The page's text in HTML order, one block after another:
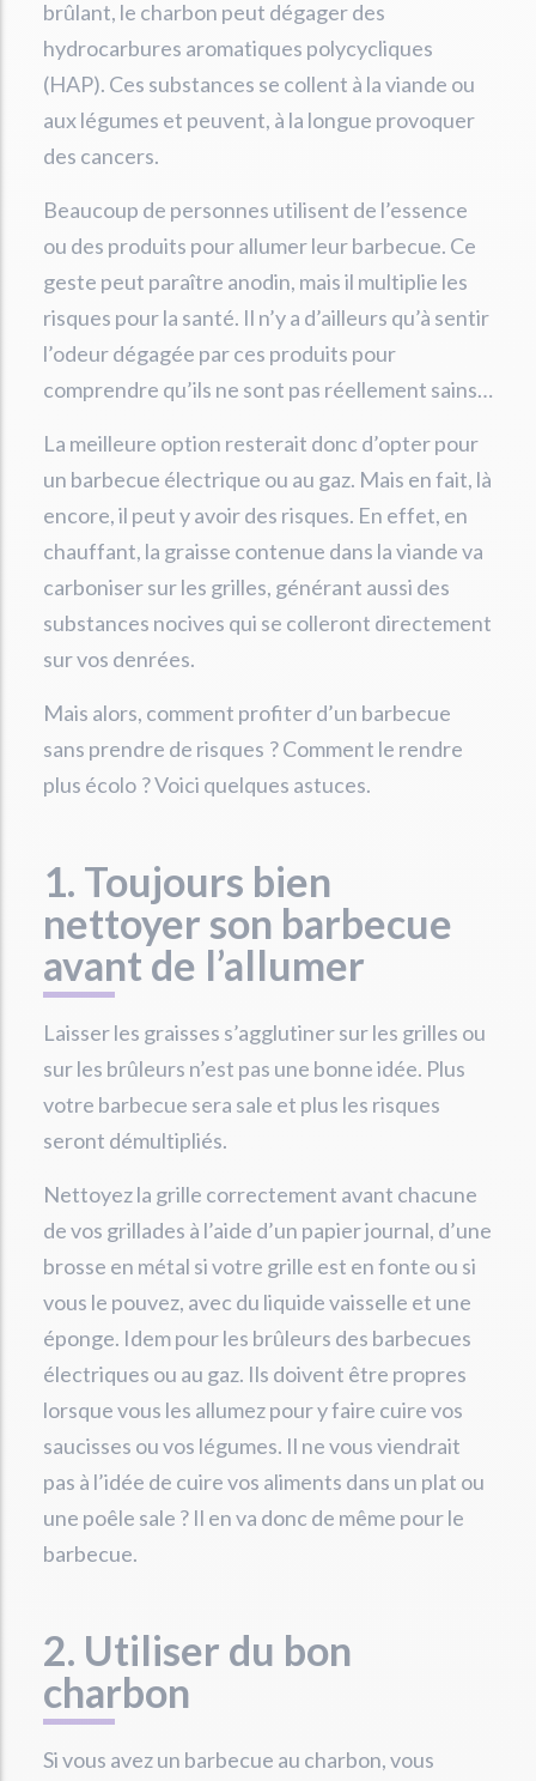
brûlant, le charbon peut dégager des
hydrocarbures aromatiques polycycliques
(HAP). Ces substances se collent à la viande ou
aux légumes et peuvent, à la longue provoquer
des cancers.
Beaucoup de personnes utilisent de l’essence
ou des produits pour allumer leur barbecue. Ce
geste peut paraître anodin, mais il multiplie les
risques pour la santé. Il n’y a d’ailleurs qu’à sentir
l’odeur dégagée par ces produits pour
comprendre qu’ils ne sont pas réellement sains…
La meilleure option resterait donc d’opter pour
un barbecue électrique ou au gaz. Mais en fait, là
encore, il peut y avoir des risques. En effet, en
chauffant, la graisse contenue dans la viande va
carboniser sur les grilles, générant aussi des
substances nocives qui se colleront directement
sur vos denrées.
Mais alors, comment profiter d’un barbecue
sans prendre de risques ? Comment le rendre
plus écolo ? Voici quelques astuces.
1. Toujours bien
nettoyer son barbecue
avant de l’allumer
Laisser les graisses s’agglutiner sur les grilles ou
sur les brûleurs n’est pas une bonne idée. Plus
votre barbecue sera sale et plus les risques
seront démultipliés.
Nettoyez la grille correctement avant chacune
de vos grillades à l’aide d’un papier journal, d’une
brosse en métal si votre grille est en fonte ou si
vous le pouvez, avec du liquide vaisselle et une
éponge. Idem pour les brûleurs des barbecues
électriques ou au gaz. Ils doivent être propres
lorsque vous les allumez pour y faire cuire vos
saucisses ou vos légumes. Il ne vous viendrait
pas à l’idée de cuire vos aliments dans un plat ou
une poêle sale ? Il en va donc de même pour le
barbecue.
2. Utiliser du bon
charbon
Si vous avez un barbecue au charbon, vous